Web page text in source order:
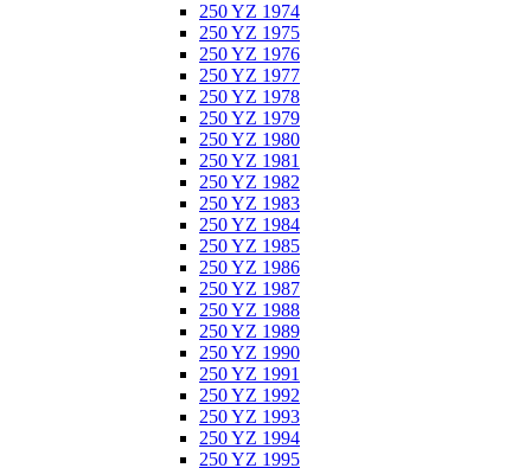
250 YZ 1974
250 YZ 1975
250 YZ 1976
250 YZ 1977
250 YZ 1978
250 YZ 1979
250 YZ 1980
250 YZ 1981
250 YZ 1982
250 YZ 1983
250 YZ 1984
250 YZ 1985
250 YZ 1986
250 YZ 1987
250 YZ 1988
250 YZ 1989
250 YZ 1990
250 YZ 1991
250 YZ 1992
250 YZ 1993
250 YZ 1994
250 YZ 1995